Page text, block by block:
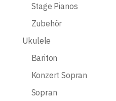
Stage Pianos
Zubehör
Ukulele
Bariton
Konzert Sopran
Sopran